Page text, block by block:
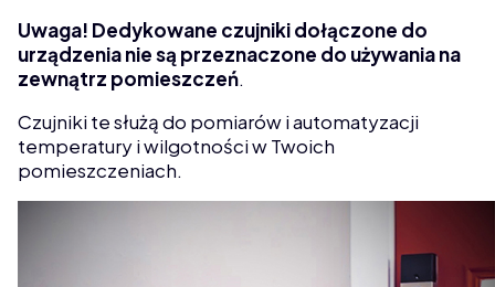
Uwaga! Dedykowane czujniki dołączone do
urządzenia nie są przeznaczone do używania na
zewnątrz pomieszczeń.
Czujniki te służą do pomiarów i automatyzacji
temperatury i wilgotności w Twoich
pomieszczeniach.